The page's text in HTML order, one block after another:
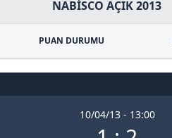
NABISCO AÇIK 2013
PUAN DURUMU
10/04/13 - 13:00